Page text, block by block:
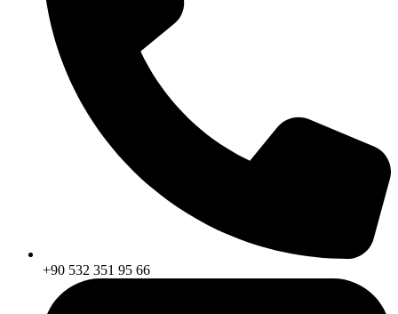
+90 532 351 95 66